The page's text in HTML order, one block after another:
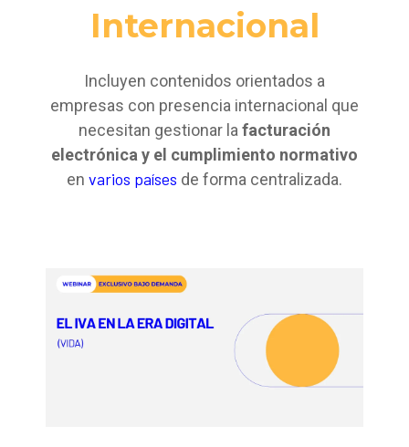
Internacional
Incluyen contenidos orientados a
empresas con presencia internacional que
necesitan gestionar la facturación
electrónica y el cumplimiento normativo
en varios países de forma centralizada.